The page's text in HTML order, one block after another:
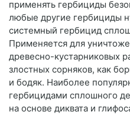
применять гербициды
любые другие гербициды
системный гербицид
Применяется для
древесно-кустарниковых
злостных сорняков, как
и бодяк. Наиболее
гербицидами сплошного
на основе диквата и